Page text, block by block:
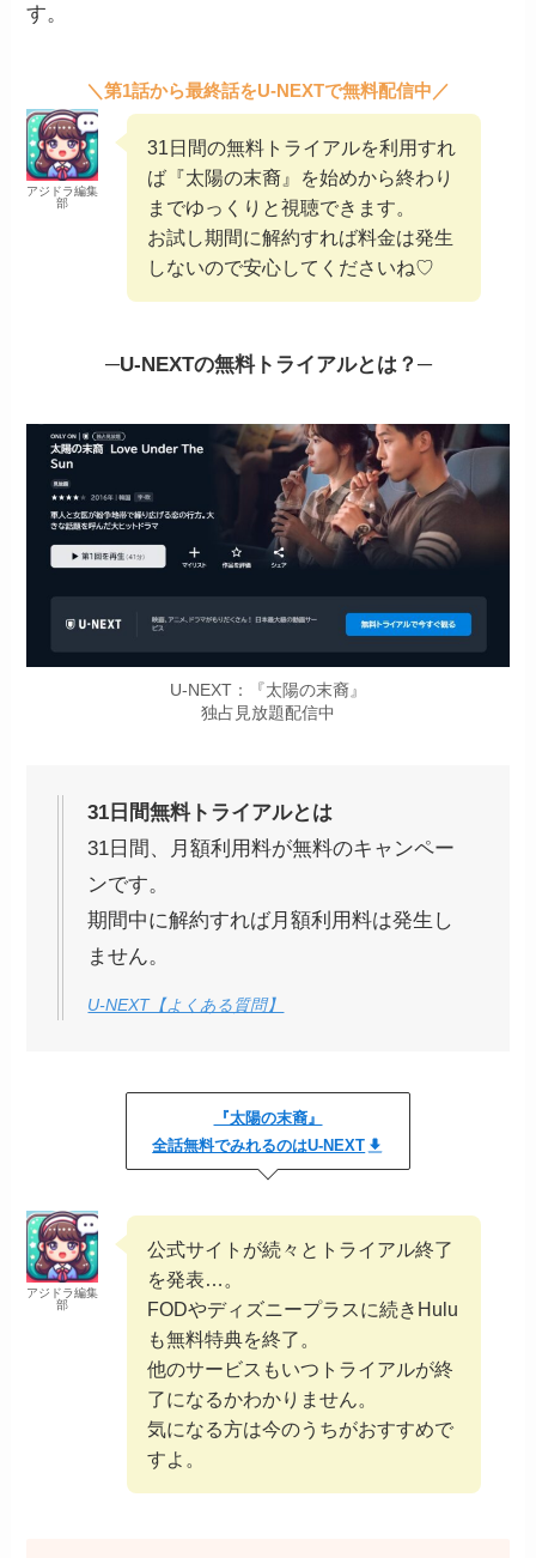
す。
＼第1話から最終話をU-NEXTで無料配信中／
アジドラ編集
部
31日間の無料トライアルを利用すれ
ば『太陽の末裔』を始めから終わり
までゆっくりと視聴できます。
お試し期間に解約すれば料金は発生
しないので安心してくださいね♡
─U-NEXTの無料トライアルとは？ ─
U-NEXT：『太陽の末裔』
独占見放題配信中
31日間無料トライアルとは
31日間、月額利用料が無料のキャンペー
ンです。
期間中に解約すれば月額利用料は発生し
ません。
U-NEXT【よくある質問】
『太陽の末裔』
全話無料でみれるのはU-NEXT
アジドラ編集
部
公式サイトが続々とトライアル終了
を発表…。
FODやディズニープラスに続きHulu
も無料特典を終了。
他のサービスもいつトライアルが終
了になるかわかりません。
気になる方は今のうちがおすすめで
すよ。